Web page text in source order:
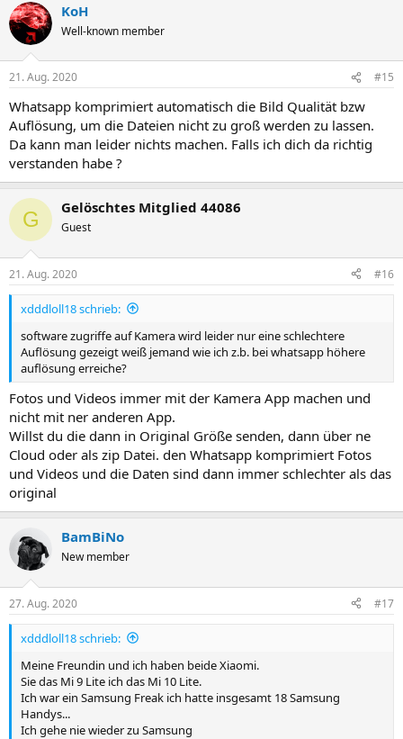
KoH
Well-known member
21. Aug. 2020 #15
Whatsapp komprimiert automatisch die Bild Qualität bzw
Auflösung, um die Dateien nicht zu groß werden zu lassen.
Da kann man leider nichts machen. Falls ich dich da richtig
verstanden habe ?
G Gelöschtes Mitglied 44086
Guest
21. Aug. 2020 #16
xdddloll18 schrieb:
software zugriffe auf Kamera wird leider nur eine schlechtere
Auflösung gezeigt weiß jemand wie ich z.b. bei whatsapp höhere
auflösung erreiche?
Fotos und Videos immer mit der Kamera App machen und
nicht mit ner anderen App.
Willst du die dann in Original Größe senden, dann über ne
Cloud oder als zip Datei. den Whatsapp komprimiert Fotos
und Videos und die Daten sind dann immer schlechter als das
original
BamBiNo
New member
27. Aug. 2020 #17
xdddloll18 schrieb:
Meine Freundin und ich haben beide Xiaomi.
Sie das Mi 9 Lite ich das Mi 10 Lite.
Ich war ein Samsung Freak ich hatte insgesamt 18 Samsung
Handys...
Ich gehe nie wieder zu Samsung